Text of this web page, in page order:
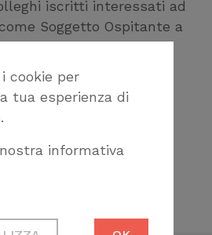
cookie per
tua esperienza di
informativa
tecnici
iscritti interessati ad
Soggetto Ospitante a
F e inviarlo all’Ordine
dove è iscritto il
il soggetto
e trasmettere il
modulo F se non si è
dei soggetti